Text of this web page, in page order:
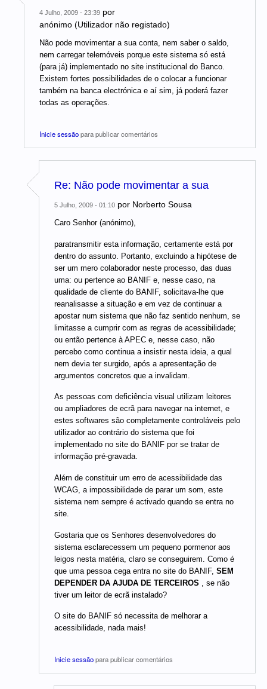
4 Julho, 2009 - 23:39 por
anónimo (Utilizador não registado)
Não pode movimentar a sua conta, nem saber o saldo,
nem carregar telemóveis porque este sistema só está
(para já) implementado no site institucional do Banco.
Existem fortes possibilidades de o colocar a funcionar
também na banca electrónica e aí sim, já poderá fazer
todas as operações.
Inicie sessãopara publicar comentários
Re: Não pode movimentar a sua
5 Julho, 2009 - 01:10 por Norberto Sousa
Caro Senhor (anónimo),
paratransmitir esta informação, certamente está por
dentro do assunto. Portanto, excluindo a hipótese de
ser um mero colaborador neste processo, das duas
uma: ou pertence ao BANIF e, nesse caso, na
qualidade de cliente do BANIF, solicitava-lhe que
reanalisasse a situação e em vez de continuar a
apostar num sistema que não faz sentido nenhum, se
limitasse a cumprir com as regras de acessibilidade;
ou então pertence à APEC e, nesse caso, não
percebo como continua a insistir nesta ideia, a qual
nem devia ter surgido, após a apresentação de
argumentos concretos que a invalidam.
As pessoas com deficiência visual utilizam leitores
ou ampliadores de ecrã para navegar na internet, e
estes softwares são completamente controláveis pelo
utilizador ao contrário do sistema que foi
implementado no site do BANIF por se tratar de
informação pré-gravada.
Além de constituir um erro de acessibilidade das
WCAG, a impossibilidade de parar um som, este
sistema nem sempre é activado quando se entra no
site.
Gostaria que os Senhores desenvolvedores do
sistema esclarecessem um pequeno pormenor aos
leigos nesta matéria, claro se conseguirem. Como é
que uma pessoa cega entra no site do BANIF, SEM
DEPENDER DA AJUDA DE TERCEIROS
, se não
tiver um leitor de ecrã instalado?
O site do BANIF só necessita de melhorar a
acessibilidade, nada mais!
Inicie sessãopara publicar comentários